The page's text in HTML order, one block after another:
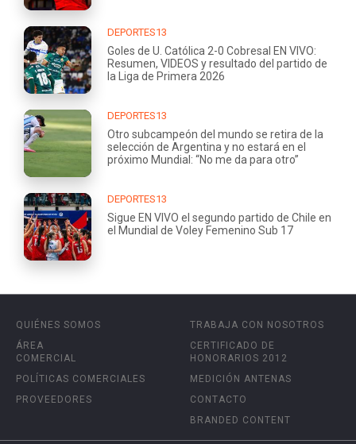
DEPORTES13
Goles de U. Católica 2-0 Cobresal EN VIVO:
Resumen, VIDEOS y resultado del partido de
la Liga de Primera 2026
DEPORTES13
Otro subcampeón del mundo se retira de la
selección de Argentina y no estará en el
próximo Mundial: “No me da para otro”
DEPORTES13
Sigue EN VIVO el segundo partido de Chile en
el Mundial de Voley Femenino Sub 17
QUIÉNES SOMOS
ÁREA
COMERCIAL
POLÍTICAS COMERCIALES
PROVEEDORES
TRABAJA CON NOSOTROS
CERTIFICADO DE
HONORARIOS 2012
MEDICIÓN ANTENAS
CONTACTO
BRANDED CONTENT